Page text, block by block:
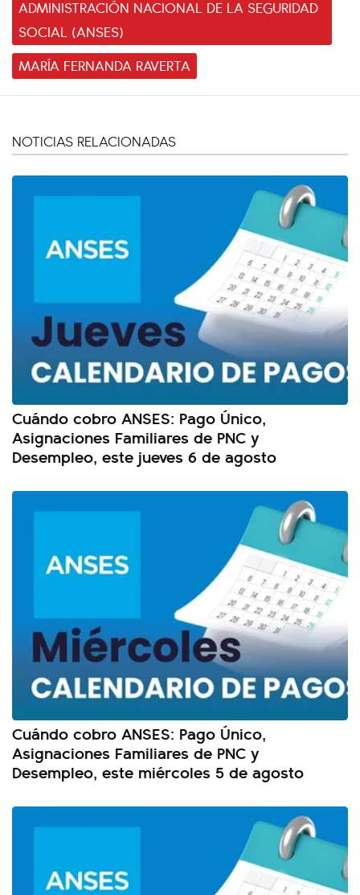
ADMINISTRACIÓN NACIONAL DE LA SEGURIDAD
SOCIAL (ANSES)
MARÍA FERNANDA RAVERTA
NOTICIAS RELACIONADAS
Cuándo cobro ANSES: Pago Único,
Asignaciones Familiares de PNC y
Desempleo, este jueves 6 de agosto
Cuándo cobro ANSES: Pago Único,
Asignaciones Familiares de PNC y
Desempleo, este miércoles 5 de agosto